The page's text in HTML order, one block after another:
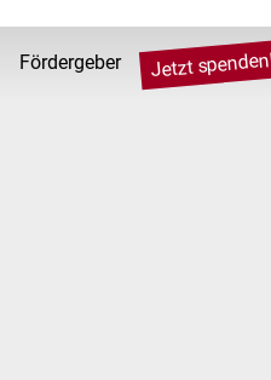
Fördergeber Jetzt